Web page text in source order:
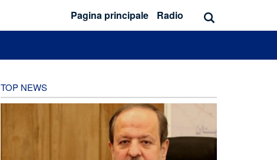
Pagina principale Radio
TOP NEWS